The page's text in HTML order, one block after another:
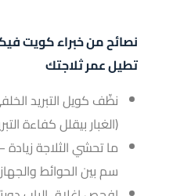
نصائح من خبراء كويت
تطيل عمر ثلاجتك
(الغبار بيقلل كفاءة التبريد
سم بين الحوائط